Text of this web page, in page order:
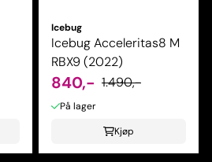
Icebug
Icebug Acceleritas8 M
RBX9 (2022)
840,- 1.490,-
På lager
Kjøp